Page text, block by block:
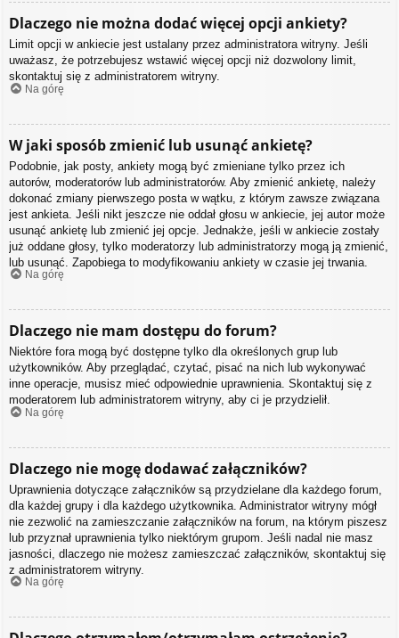
Dlaczego nie można dodać więcej opcji ankiety?
Limit opcji w ankiecie jest ustalany przez administratora witryny. Jeśli
uważasz, że potrzebujesz wstawić więcej opcji niż dozwolony limit,
skontaktuj się z administratorem witryny.
Na górę
W jaki sposób zmienić lub usunąć ankietę?
Podobnie, jak posty, ankiety mogą być zmieniane tylko przez ich
autorów, moderatorów lub administratorów. Aby zmienić ankietę, należy
dokonać zmiany pierwszego posta w wątku, z którym zawsze związana
jest ankieta. Jeśli nikt jeszcze nie oddał głosu w ankiecie, jej autor może
usunąć ankietę lub zmienić jej opcje. Jednakże, jeśli w ankiecie zostały
już oddane głosy, tylko moderatorzy lub administratorzy mogą ją zmienić,
lub usunąć. Zapobiega to modyfikowaniu ankiety w czasie jej trwania.
Na górę
Dlaczego nie mam dostępu do forum?
Niektóre fora mogą być dostępne tylko dla określonych grup lub
użytkowników. Aby przeglądać, czytać, pisać na nich lub wykonywać
inne operacje, musisz mieć odpowiednie uprawnienia. Skontaktuj się z
moderatorem lub administratorem witryny, aby ci je przydzielił.
Na górę
Dlaczego nie mogę dodawać załączników?
Uprawnienia dotyczące załączników są przydzielane dla każdego forum,
dla każdej grupy i dla każdego użytkownika. Administrator witryny mógł
nie zezwolić na zamieszczanie załączników na forum, na którym piszesz
lub przyznał uprawnienia tylko niektórym grupom. Jeśli nadal nie masz
jasności, dlaczego nie możesz zamieszczać załączników, skontaktuj się
z administratorem witryny.
Na górę